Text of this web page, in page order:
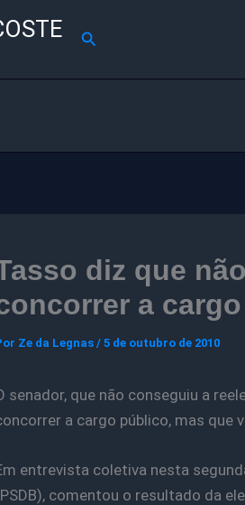
Pesquisar
diz que
a
Ze da Legnas / 5 de outubro de 2010
senador, que não conseguiu a
a cargo público, mas que
entrevista coletiva nesta
comentou o resultado da